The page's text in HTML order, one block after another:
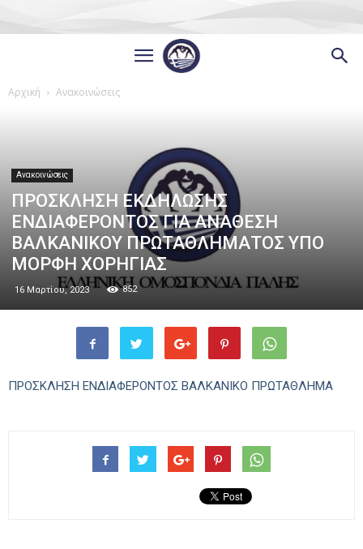
Αρχική Ανακοινώσεις
Ανακοινώσεις
ΠΡΟΣΚΛΗΣΗ ΕΚΔΗΛΩΣΗΣ
ΕΝΔΙΑΦΕΡΟΝΤΟΣ ΓΙΑ ΑΝΑΘΕΣΗ
ΒΑΛΚΑΝΙΚΟΥ ΠΡΩΤΑΘΛΗΜΑΤΟΣ ΥΠΟ
ΜΟΡΦΗ ΧΟΡΗΓΙΑΣ
16 Μαρτίου, 2023 852
ΠΡΟΣΚΛΗΣΗ ΕΝΔΙΑΦΕΡΟΝΤΟΣ ΒΑΛΚΑΝΙΚΟ ΠΡΩΤΑΘΛΗΜΑ